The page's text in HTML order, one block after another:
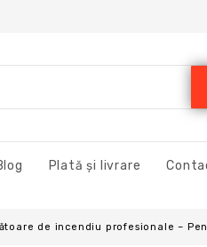
Plată și livrare
de incendiu profesionale –